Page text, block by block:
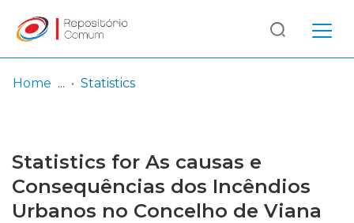
Browse repository
Entities
Log
In
(current)
Home Statistics
Statistics for As causas e
Consequências dos Incêndios
Urbanos no Concelho de Viana